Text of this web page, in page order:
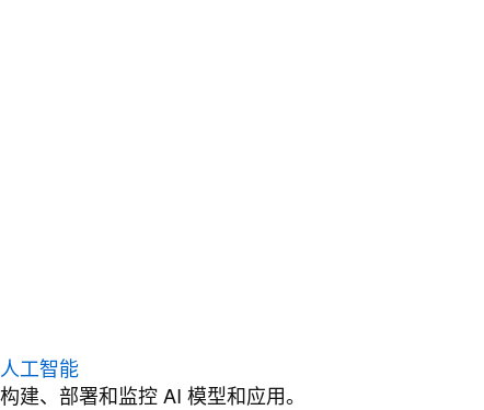
人工智能
构建、部署和监控 AI 模型和应用。